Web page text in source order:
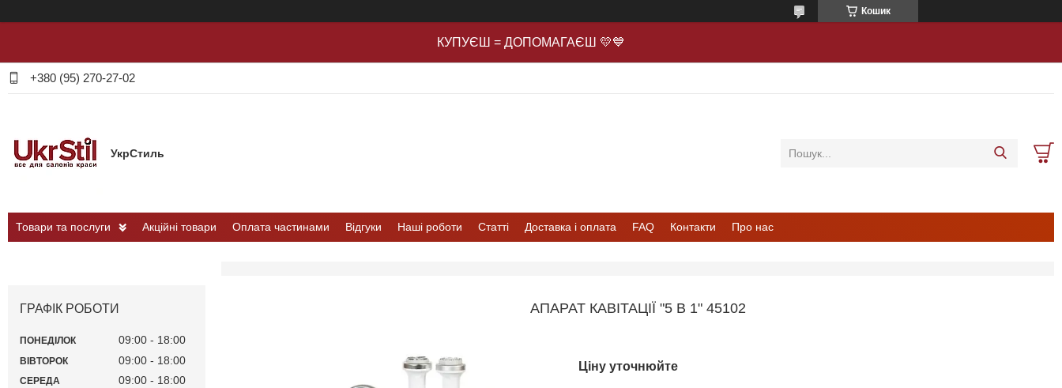
Кошик
КУПУЄШ = ДОПОМАГАЄШ 💛💙
+380 (95) 270-27-02
УкрСтиль
Товари та послуги Акційні товари Оплата частинами Відгуки Наші роботи Статті Доставка і оплата FAQ Контакти Про нас
АПАРАТ КАВІТАЦІЇ "5 В 1" 45102
Ціну уточнюйте
ГРАФІК РОБОТИ
ПОНЕДІЛОК 09:00 18:00
ВІВТОРОК 09:00 18:00
СЕРЕДА 09:00 18:00